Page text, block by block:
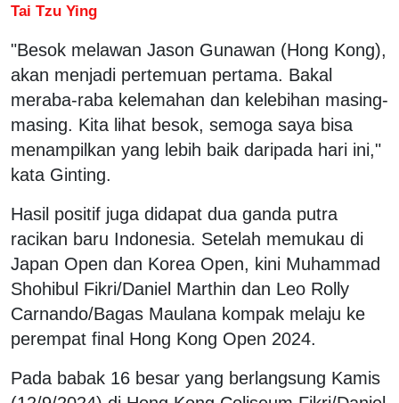
Tai Tzu Ying
"Besok melawan Jason Gunawan (Hong Kong),
akan menjadi pertemuan pertama. Bakal
meraba-raba kelemahan dan kelebihan masing-
masing. Kita lihat besok, semoga saya bisa
menampilkan yang lebih baik daripada hari ini,"
kata Ginting.
Hasil positif juga didapat dua ganda putra
racikan baru Indonesia. Setelah memukau di
Japan Open dan Korea Open, kini Muhammad
Shohibul Fikri/Daniel Marthin dan Leo Rolly
Carnando/Bagas Maulana kompak melaju ke
perempat final Hong Kong Open 2024.
Pada babak 16 besar yang berlangsung Kamis